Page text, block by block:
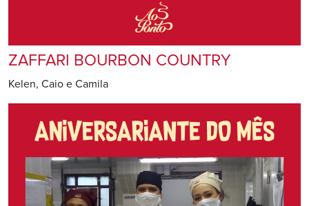
ZAFFARI BOURBON COUNTRY
Kelen, Caio e Camila